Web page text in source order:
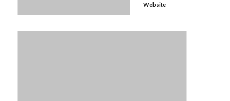
Website